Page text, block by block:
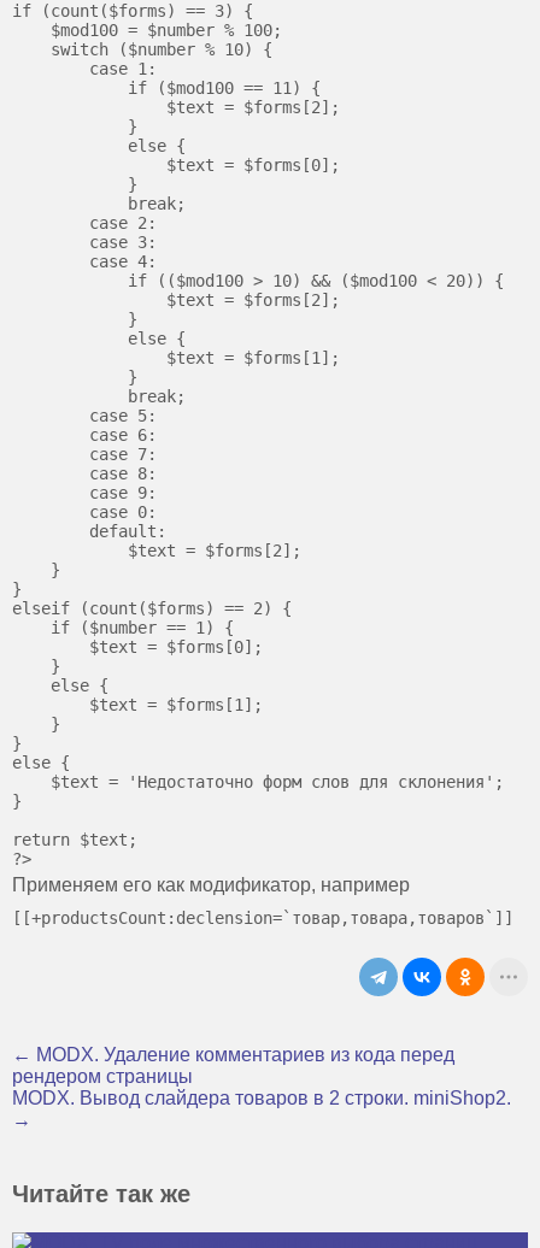
if (count($forms) == 3) {
    $mod100 = $number % 100;
    switch ($number % 10) {
        case 1:
            if ($mod100 == 11) {
                $text = $forms[2];
            }
            else {
                $text = $forms[0];
            }
            break;
        case 2:
        case 3:
        case 4:
            if (($mod100 > 10) && ($mod100 < 20)) {
                $text = $forms[2];
            }
            else {
                $text = $forms[1];
            }
            break;
        case 5:
        case 6:
        case 7:
        case 8:
        case 9:
        case 0:
        default:
            $text = $forms[2];
    }
}
elseif (count($forms) == 2) {
    if ($number == 1) {
        $text = $forms[0];
    }
    else {
        $text = $forms[1];
    }
}
else {
    $text = 'Недостаточно форм слов для склонения';
}
return $text;
Применяем его как модификатор, например
← MODX. Удаление комментариев из кода перед
рендером страницы
MODX. Вывод слайдера товаров в 2 строки. miniShop2.
→
Читайте так же